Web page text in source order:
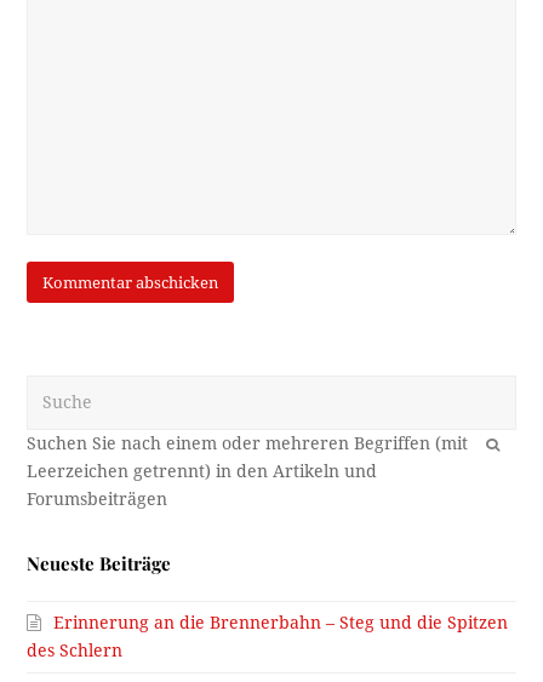
OK
Neueste Beiträge
Erinnerung an die Brennerbahn – Steg und die Spitzen
des Schlern